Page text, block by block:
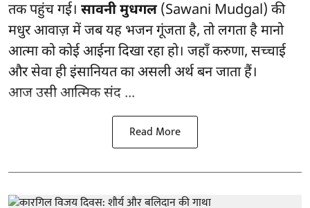
तक पहुंच गई। सावनी मुधगल (Sawani Mudgal) की
मधुर आवाज़ में जब यह भजन गूंजता है, तो लगता है मानो
आत्मा को कोई आईना दिखा रहा हो। जहाँ करुणा, सच्चाई
और सेवा ही इंसानियत का असली अर्थ बन जाता हैं।
आज उसी आत्मिक संद ...
Read More